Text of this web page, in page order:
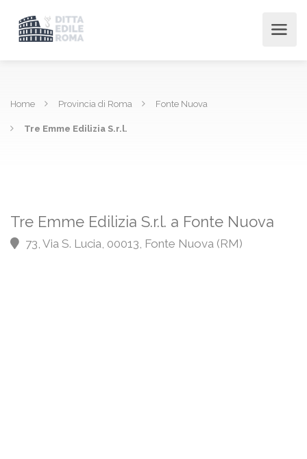
Home Provincia di Roma Fonte Nuova
Tre Emme Edilizia S.r.l.
Tre Emme Edilizia S.r.l. a Fonte Nuova
73, Via S. Lucia, 00013, Fonte Nuova (RM)